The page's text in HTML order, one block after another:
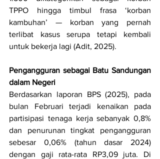
TPPO hingga timbul frasa ‘korban
kambuhan’ — korban yang pernah
terlibat kasus serupa tetapi kembali
untuk bekerja lagi (Adit, 2025).
Pengangguran sebagai Batu Sandungan
dalam Negeri
Berdasarkan laporan BPS (2025), pada
bulan Februari terjadi kenaikan pada
partisipasi tenaga kerja sebanyak 0,8%
dan penurunan tingkat pengangguran
sebesar 0,06% (tahun dasar 2024)
dengan gaji rata-rata RP3,09 juta. Di